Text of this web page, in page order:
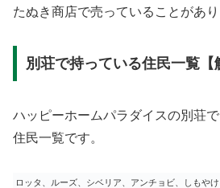
たぬき商店で売っていることがあり
別荘で持っている住民一覧【
ハッピーホームパラダイスの別荘
住民一覧です。
ロッタ、ルーズ、シベリア、アンチョビ、しもや